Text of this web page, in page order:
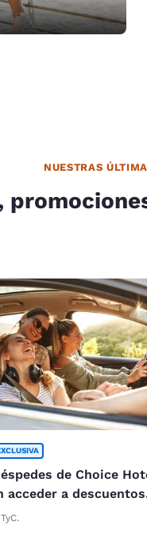
NUESTRAS
de Choice
acceder a descuentos
en alquileres de